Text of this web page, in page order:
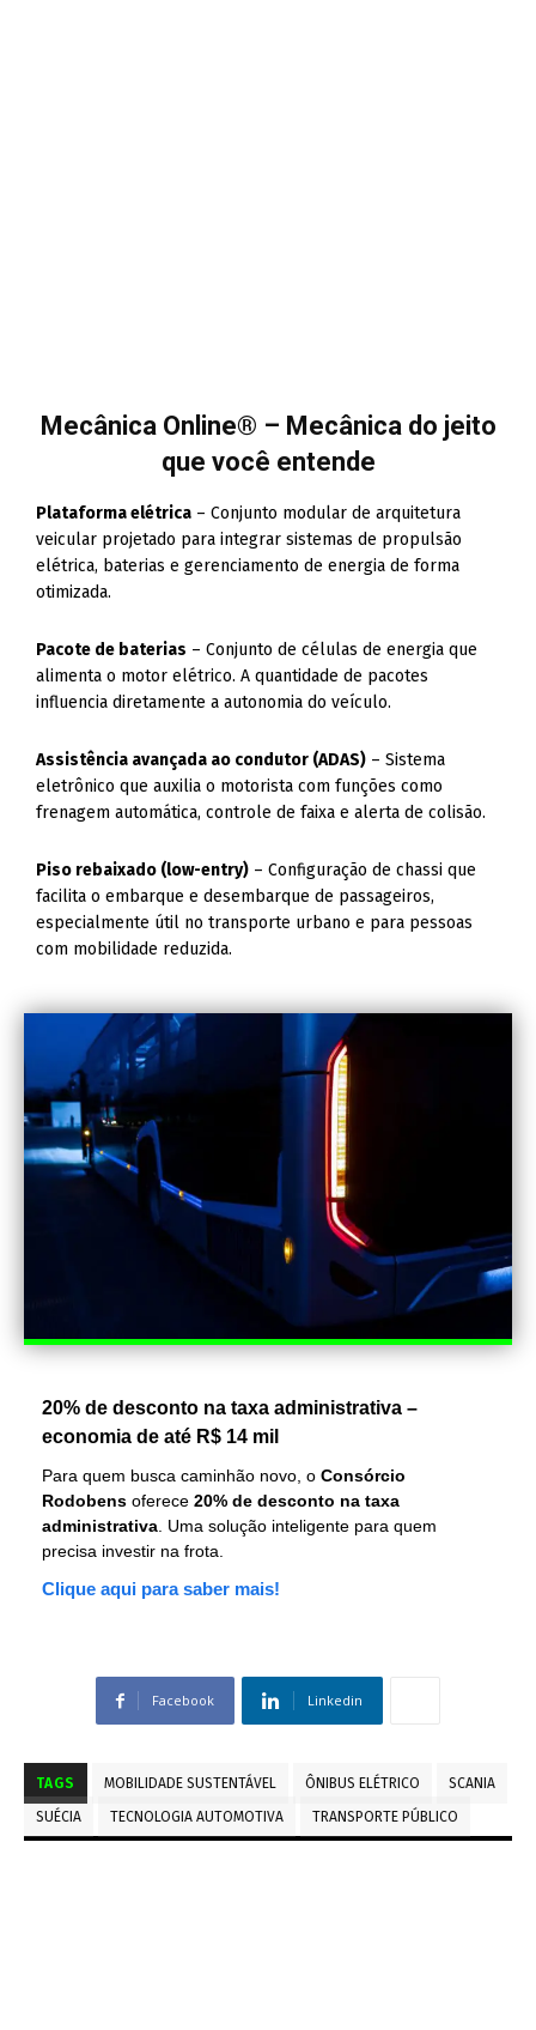
Mecânica Online® – Mecânica do jeito
que você entende
Plataforma elétrica – Conjunto modular de arquitetura
veicular projetado para integrar sistemas de propulsão
elétrica, baterias e gerenciamento de energia de forma
otimizada.
Pacote de baterias – Conjunto de células de energia que
alimenta o motor elétrico. A quantidade de pacotes
influencia diretamente a autonomia do veículo.
Assistência avançada ao condutor (ADAS) – Sistema
eletrônico que auxilia o motorista com funções como
frenagem automática, controle de faixa e alerta de colisão.
Piso rebaixado (low-entry) – Configuração de chassi que
facilita o embarque e desembarque de passageiros,
especialmente útil no transporte urbano e para pessoas
com mobilidade reduzida.
20% de desconto na taxa administrativa –
economia de até R$ 14 mil
Para quem busca caminhão novo, o Consórcio
Rodobens oferece 20% de desconto na taxa
administrativa . Uma solução inteligente para quem
precisa investir na frota.
Clique aqui para saber mais!
Facebook Linkedin
TAGS MOBILIDADE SUSTENTÁVEL ÔNIBUS ELÉTRICO
SCANIA
SUÉCIA
TECNOLOGIA AUTOMOTIVA TRANSPORTE PÚBLICO